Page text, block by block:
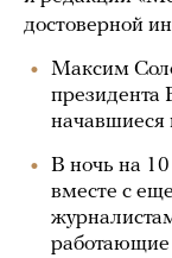
достоверной
Максим
президента
начавшиеся
В ночь на
вместе с
работающие